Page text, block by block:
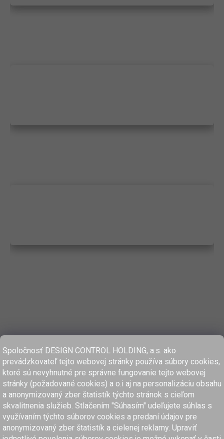
Spoločnosť DESIGN CONTROL HOLDING, a.s. ako
prevádzkovateľ tejto webovej stránky používa súbory cookies,
ktoré sú nevyhnutné pre správne fungovanie tejto webovej
stránky (požadované cookies) a o.i aj na personalizáciu obsahu
a anonymizovaný zber štatistík týchto stránok s cieľom
skvalitnenia služieb. Stlačením "Súhasím" udeľujete súhlas s
využívaním týchto súborov cookies a predaní údajov pre
anonymizovaný zber štatistík a cielenej reklamy. Upraviť